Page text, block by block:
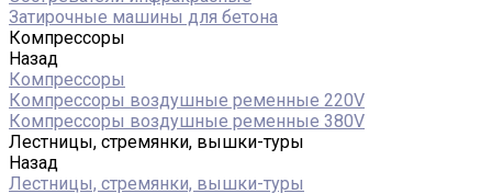
Затирочные машины для бетона
Компрессоры
Назад
Компрессоры
Компрессоры воздушные ременные 220V
Компрессоры воздушные ременные 380V
Лестницы, стремянки, вышки-туры
Назад
Лестницы, стремянки, вышки-туры